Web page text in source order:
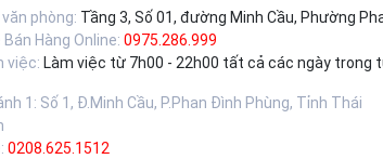
phòng: Tầng 3, Số 01, đường Minh Cầu, Phường
Bán Hàng Online: 0975.286.999
việc: Làm việc từ 7h00 - 22h00 tất cả các ngày trong
1 : Số 1, Đ.Minh Cầu, P.Phan Đình Phùng, Tỉnh Thái
0208.625.1512